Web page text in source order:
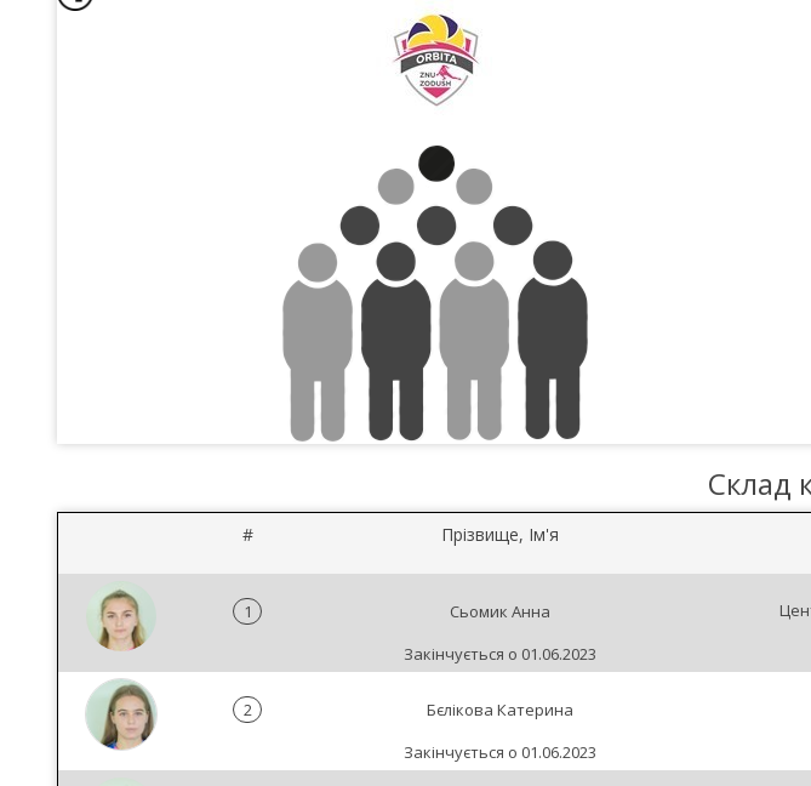
Склад
# Прізвище, Ім'я
1
Сьомик Анна
Закінчується о 01.06.2023
2
Бєлікова Катерина
Закінчується о 01.06.2023